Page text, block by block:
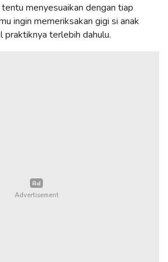
menyesuaikan dengan tiap
ingin memeriksakan gigi si anak
praktiknya terlebih dahulu.